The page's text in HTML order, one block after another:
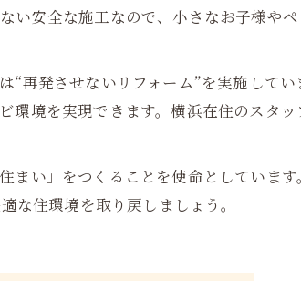
安全な施工なので、小さなお子様や
再発させないリフォーム”を実施してい
境を実現できます。横浜在住のスタ
い」をつくることを使命としています
な住環境を取り戻しましょう。